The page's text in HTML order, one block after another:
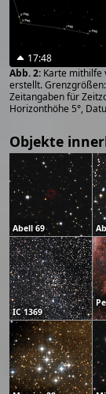
17:48
Karte mithilfe
erstellt.
Zeitangaben für
Horizonthöhe 5°,
Objekte
Abell 69
IC 1369